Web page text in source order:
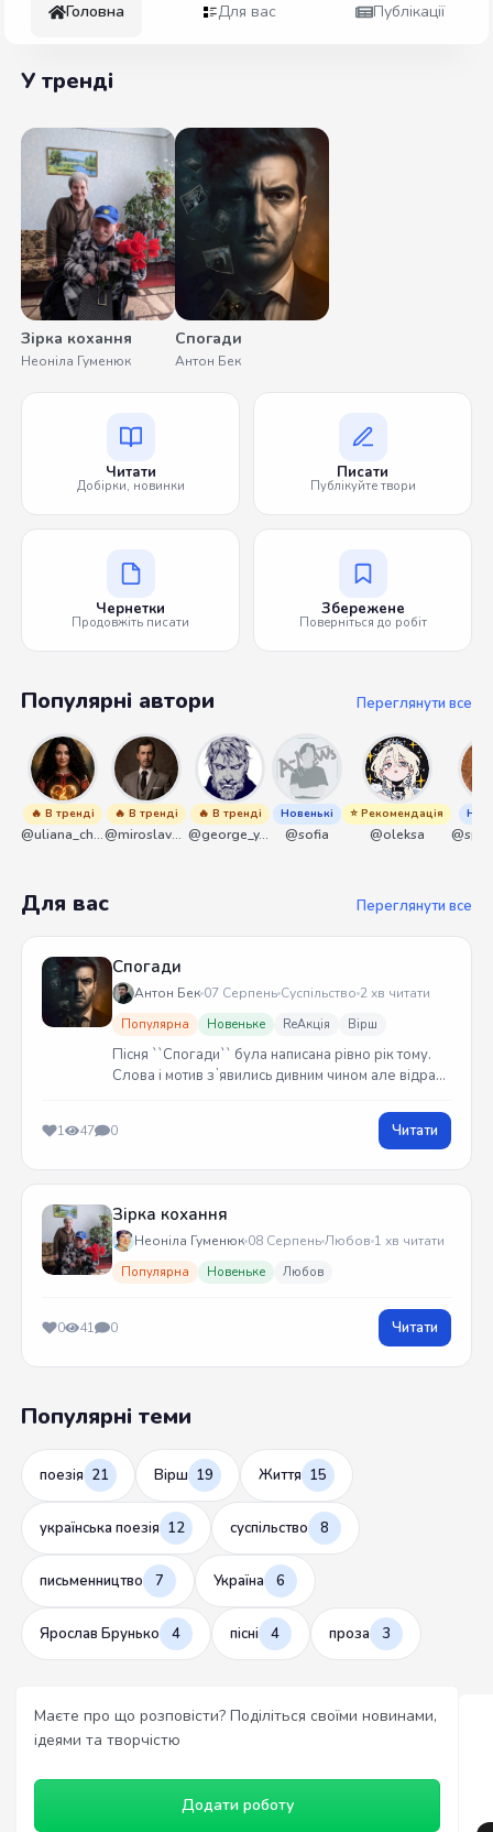
Головна Для вас Публікації
У тренді
Зірка кохання
Неоніла Гуменюк
Спогади
Антон Бек
Читати
Добірки, новинки
Писати
Публікуйте твори
Чернетки
Продовжіть писати
Збережене
Поверніться до робіт
Популярні автори Переглянути все
🔥 В тренді
@uliana_chernenko
🔥 В тренді
@miroslavmaniyk
🔥 В тренді
@george_y_lawlett
Новенькі
@sofia
⭐ Рекомендація
@oleksa
Для вас Переглянути все
Спогади
Антон Бек 07 Серпень Суспільство 2 хв читати
Популярна Новеньке ReАкція Вірш
Пісня ``Спогади`` була написана рівно рік тому.
Слова і мотив зʼявились дивним чином але відразу
1 47 0 Читати
Зірка кохання
Неоніла Гуменюк 08 СерпеньЛюбов 1 хв читати
Популярна Новеньке Любов
0 41 0 Читати
Популярні теми
поезія 21 Вірш 19 Життя 15
українська поезія 12 суспільство 8
письменництво 7 Україна 6
Ярослав Брунько 4 пісні 4 проза 3
Маєте про що розповісти? Поділіться своїми новинами,
ідеями та творчістю
Додати роботу